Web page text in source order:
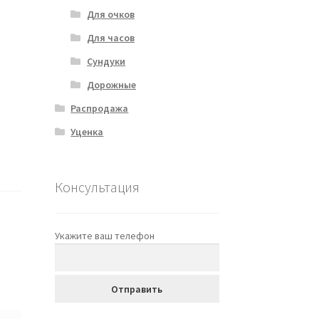
Для очков
Для часов
Сундуки
Дорожные
Распродажа
Уценка
Консультация
Укажите ваш телефон